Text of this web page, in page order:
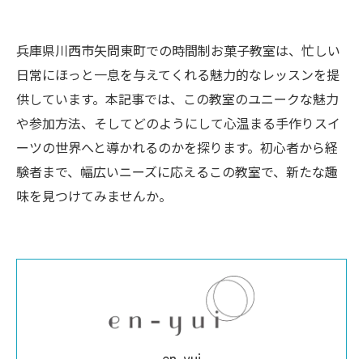
兵庫県川西市矢問東町での時間制お菓子教室は、忙しい
日常にほっと一息を与えてくれる魅力的なレッスンを提
供しています。本記事では、この教室のユニークな魅力
や参加方法、そしてどのようにして心温まる手作りスイ
ーツの世界へと導かれるのかを探ります。初心者から経
験者まで、幅広いニーズに応えるこの教室で、新たな趣
味を見つけてみませんか。